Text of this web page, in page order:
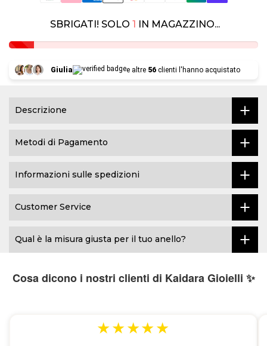
SBRIGATI! SOLO 1 IN MAGAZZINO...
Giulia e altre 56 clienti l'hanno acquistato
Descrizione
Metodi di Pagamento
Informazioni sulle spedizioni
Customer Service
Qual è la misura giusta per il tuo anello?
Cosa dicono i nostri clienti di Kaidara Gioielli ✨
★★★★★